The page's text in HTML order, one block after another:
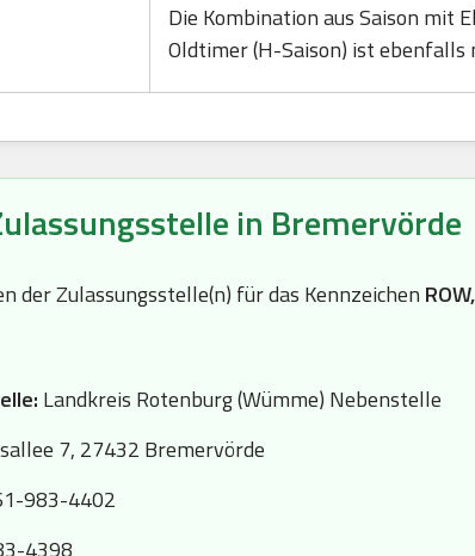
Die Kombination aus Saison mit
Oldtimer (H-Saison) ist ebenfalls
in Bremervörde
der Zulassungsstelle(n) für das Kennzeichen
Landkreis Rotenburg (Wümme) Nebenstelle
7, 27432 Bremervörde
983-4402
4398